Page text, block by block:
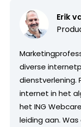
Erik
diverse
dienstverlening.
internet in het
het ING
leiding aan.